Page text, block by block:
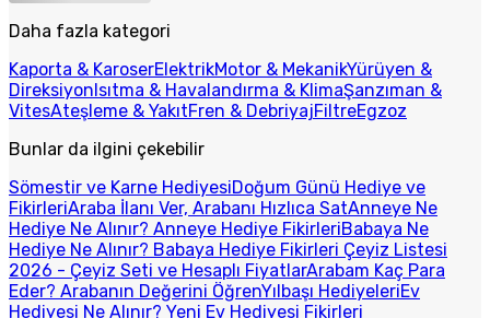
Daha fazla kategori
Kaporta & KaroserElektrikMotor & MekanikYürüyen &
DireksiyonIsıtma & Havalandırma & KlimaŞanzıman &
VitesAteşleme & YakıtFren & DebriyajFiltreEgzoz
Bunlar da ilgini çekebilir
Sömestir ve Karne HediyesiDoğum Günü Hediye ve
FikirleriAraba İlanı Ver, Arabanı Hızlıca SatAnneye Ne
Hediye Ne Alınır? Anneye Hediye FikirleriBabaya Ne
Hediye Ne Alınır? Babaya Hediye Fikirleri Çeyiz Listesi
2026 - Çeyiz Seti ve Hesaplı FiyatlarArabam Kaç Para
Eder? Arabanın Değerini ÖğrenYılbaşı HediyeleriEv
Hediyesi Ne Alınır? Yeni Ev Hediyesi Fikirleri